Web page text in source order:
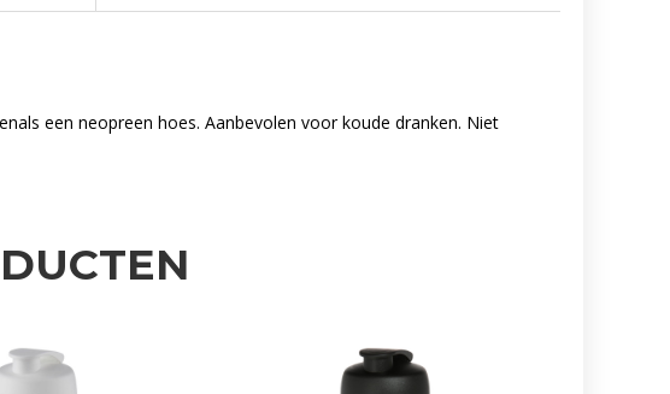
een neopreen hoes. Aanbevolen voor koude dranken. Niet